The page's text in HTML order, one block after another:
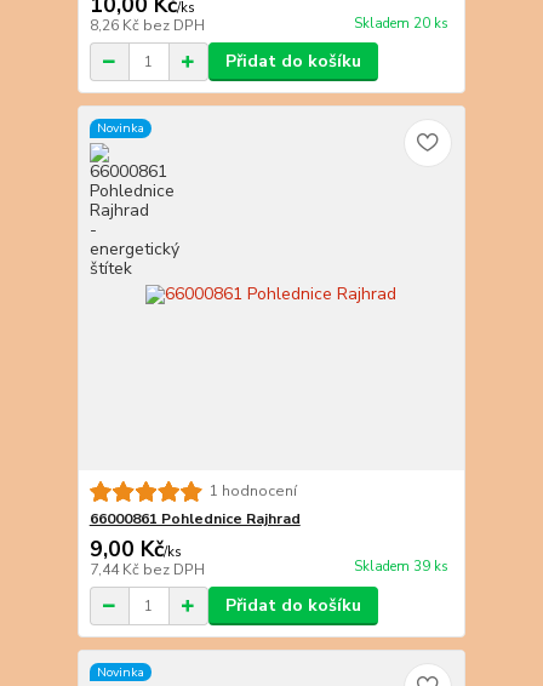
/ks
8,26 Kč bez DPH Skladem 20 ks
Přidat do košíku
Novinka
1 hodnocení
66000861 Pohlednice Rajhrad
9,00 Kč/ks
7,44 Kč bez DPH Skladem 39 ks
Přidat do košíku
Novinka